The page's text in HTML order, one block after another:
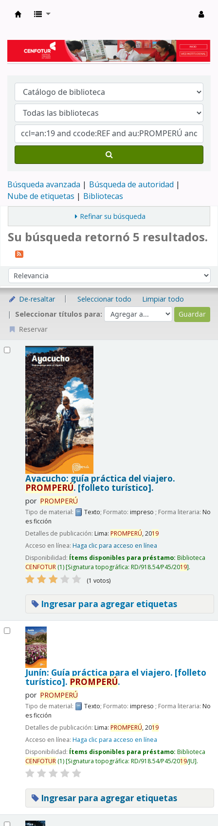
Búsqueda avanzada
Búsqueda de autoridad
Nube de etiquetas
Bibliotecas
Refinar su búsqueda
Su búsqueda retornó 5 resultados.
Ordenar por:
De-resaltar Seleccionar todo
Limpiar todo
Seleccionar títulos para:
Reservar
Ayacucho: guía práctica del viajero.
PROMPERÚ. [folleto turístico].
por PROMPERÚ
Tipo de material: Texto; Formato: impreso ; Forma literaria: No
es ficción
Detalles de publicación: Lima: PROMPERÚ,2019
Acceso en línea: Haga clic para acceso en línea
Disponibilidad: Ítems disponibles para préstamo: Biblioteca
CENFOTUR(1) Signatura topográfica: RD/918.54/P45/2019 .
(1 votos)
Ingresar para agregar etiquetas
Junín: Guía práctica para el viajero. [folleto
turístico]. PROMPERÚ.
por PROMPERÚ
Tipo de material: Texto; Formato: impreso ; Forma literaria: No
es ficción
Detalles de publicación: Lima: PROMPERÚ,2019
Acceso en línea: Haga clic para acceso en línea
Disponibilidad: Ítems disponibles para préstamo: Biblioteca
CENFOTUR(1) Signatura topográfica: RD/918.54/P45/2019/JU .
Ingresar para agregar etiquetas